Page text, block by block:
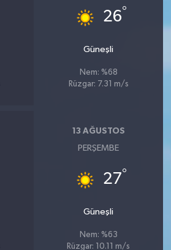
26°
Güneşli
Nem: %68
Rüzgar: 7.31 m/s
13 AĞUSTOS
PERŞEMBE
27°
Güneşli
Nem: %63
Rüzgar: 10.11 m/s